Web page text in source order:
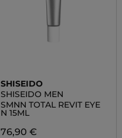
SHISEIDO
SHISEIDO MEN
SMNN TOTAL REVIT EYE
N 15ML
76,90 €